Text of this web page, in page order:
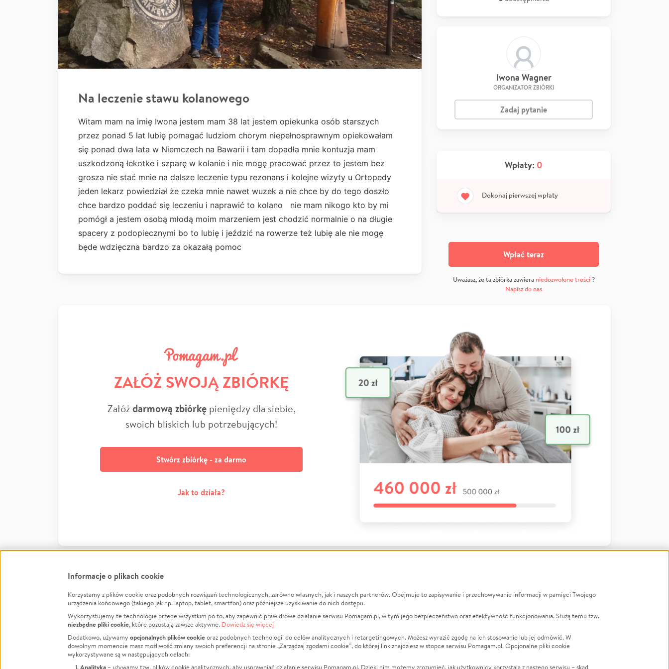
Na leczenie stawu kolanowego
Witam mam na imię Iwona jestem mam 38 lat jestem opiekunka osób starszych
przez ponad 5 lat lubię pomagać ludziom chorym niepełnosprawnym opiekowałam
się ponad dwa lata w Niemczech na Bawarii i tam dopadła mnie kontuzja mam
uszkodzoną łekotke i szparę w kolanie i nie mogę pracować przez to jestem bez
grosza nie stać mnie na dalsze leczenie typu rezonans i kolejne wizyty u Ortopedy
jeden lekarz powiedział że czeka mnie nawet wuzek a nie chce by do tego doszło
chce bardzo poddać się leczeniu i naprawić to kolano nie mam nikogo kto by mi
pomógł a jestem osobą młodą moim marzeniem jest chodzić normalnie o na długie
spacery z podopiecznymi bo to lubię i jeździć na rowerze też lubię ale nie mogę
będe wdzięczna bardzo za okazałą pomoc
Iwona Wagner
ORGANIZATOR ZBIÓRKI
Zadaj pytanie
Wpłaty: 0
Dokonaj pierwszej wpłaty
Wpłać teraz
Uważasz, że ta zbiórka zawiera niedozwolone treści?
Napisz do nas
ZAŁÓŻ SWOJĄ ZBIÓRKĘ
Załóżdarmową zbiórkępieniędzy dla siebie,
swoich bliskich lub potrzebujących!
Stwórz zbiórkę - za darmo
Jak to działa?
FacebookTwitter Instagram
LinkedInTikTok Youtube
Informacje
Jak to działa?
Regulamin
Polityka Prywatności
O nas
Opinie
Raporty
Za darmo
Zbieraj na
Leczenie
Zwierzęta
Pożar
LGBTQ+
Powódź
Wichura
Informacje o plikach cookie
Korzystamy z plików cookie oraz podobnych rozwiązań technologicznych, zarówno własnych, jak i naszych partnerów. Obejmuje to zapisywanie i przechowywanie informacji w pamięci Twojego
urządzenia końcowego (takiego jak np. laptop, tablet, smartfon) oraz późniejsze uzyskiwanie do nich dostępu.
Wykorzystujemy te technologie przede wszystkim po to, aby zapewnić prawidłowe działanie serwisu Pomagam.pl, w tym jego bezpieczeństwo oraz efektywność funkcjonowania. Służą temu tzw.
niezbędne pliki cookie, które pozostają zawsze aktywne. Dowiedz się więcej
Dodatkowo, używamy opcjonalnych plików cookieoraz podobnych technologii do celów analitycznych i retargetingowych. Możesz wyrazić zgodę na ich stosowanie lub jej odmówić. W
dowolnym momencie masz możliwość zmiany swoich preferencji na stronie „Zarządzaj zgodami cookie”, do której link znajdziesz w stopce serwisu Pomagam.pl. Opcjonalne pliki cookie
wykorzystywane są w następujących celach: